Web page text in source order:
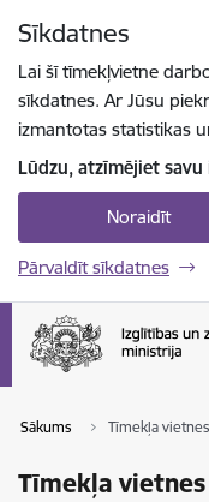
Sīkdatnes
Lai šī tīmekļvietne
sīkdatnes. Ar Jūsu
izmantotas statistikas
Lūdzu, atzīmējiet savu
Noraidīt
Pārvaldīt sīkdatnes
Sākums Tīmekļa
Tīmekļa